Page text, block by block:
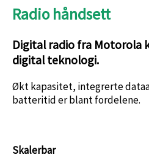
Radio håndsett
Digital radio fra Motorola
digital teknologi.
Økt kapasitet, integrerte
batteritid er blant fordelene.
Skalerbar